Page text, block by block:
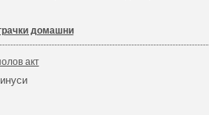
домашни
акт